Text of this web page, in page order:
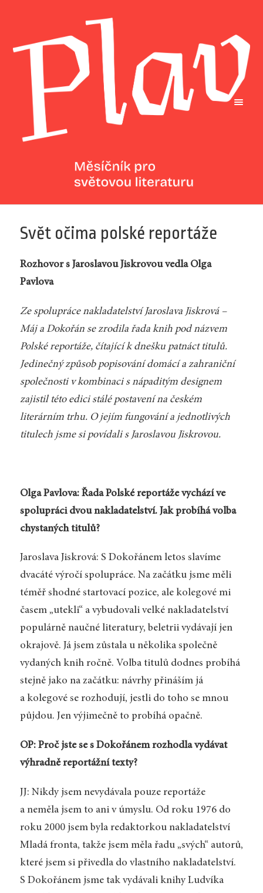
Svět očima polské reportáže
Rozhovor s Jaroslavou Jiskrovou vedla Olga
Pavlova
Ze spolupráce nakladatelství Jaroslava Jiskrová –
Máj a Dokořán se zrodila řada knih pod názvem
Polské reportáže, čítající k dnešku patnáct titulů.
Jedinečný způsob popisování domácí a zahraniční
společnosti v kombinaci s nápaditým designem
zajistil této edici stálé postavení na českém
literárním trhu. O jejím fungování a jednotlivých
titulech jsme si povídali s Jaroslavou Jiskrovou.
Olga Pavlova: Řada Polské reportáže vychází ve
spolupráci dvou nakladatelství. Jak probíhá volba
chystaných titulů?
Jaroslava Jiskrová: S Dokořánem letos slavíme
dvacáté výročí spolupráce. Na začátku jsme měli
téměř shodné startovací pozice, ale kolegové mi
časem „utekli“ a vybudovali velké nakladatelství
populárně naučné literatury, beletrii vydávají jen
okrajově. Já jsem zůstala u několika společně
vydaných knih ročně. Volba titulů dodnes probíhá
stejně jako na začátku: návrhy přináším já
a kolegové se rozhodují, jestli do toho se mnou
půjdou. Jen výjimečně to probíhá opačně.
OP: Proč jste se s Dokořánem rozhodla vydávat
výhradně reportážní texty?
JJ: Nikdy jsem nevydávala pouze reportáže
a neměla jsem to ani v úmyslu. Od roku 1976 do
roku 2000 jsem byla redaktorkou nakladatelství
Mladá fronta, takže jsem měla řadu „svých“ autorů,
které jsem si přivedla do vlastního nakladatelství.
S Dokořánem jsme tak vydávali knihy Ludvíka